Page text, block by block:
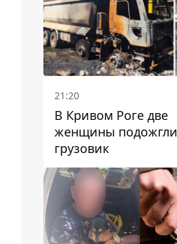
21:20
В Кривом Роге две
женщины подожгли
грузовик